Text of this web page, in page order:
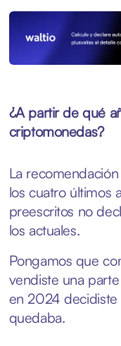
¿A partir de qué
criptomonedas?
La
los cuatro últimos
preescritos no
los actuales.
Pongamos que
vendiste una
en 2024
quedaba.